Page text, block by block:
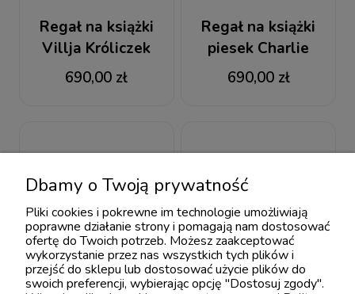
Regał na książki
Villja Króliczek
690,00 zł
Regał na książki
piesek Charlie
690,00 zł
Dbamy o Twoją prywatność
Pliki cookies i pokrewne im technologie umożliwiają
poprawne działanie strony i pomagają nam dostosować
ofertę do Twoich potrzeb. Możesz zaakceptować
wykorzystanie przez nas wszystkich tych plików i
przejść do sklepu lub dostosować użycie plików do
swoich preferencji, wybierając opcję "Dostosuj zgody".